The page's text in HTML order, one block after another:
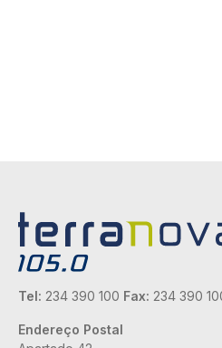
Tel: 234 390 100 Fax: 234 390
Endereço Postal